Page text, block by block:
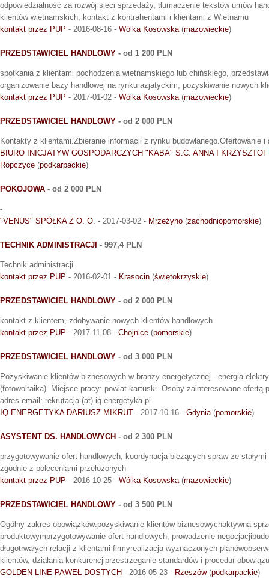
odpowiedzialność za rozwój sieci sprzedaży, tłumaczenie tekstów umów
klientów wietnamskich, kontakt z kontrahentami i klientami z Wietnamu
kontakt przez PUP - 2016-08-16 - Wólka Kosowska(mazowieckie)
PRZEDSTAWICIEL HANDLOWY - od 1 200 PLN
spotkania z klientami pochodzenia wietnamskiego lub chińskiego,
organizowanie bazy handlowej na rynku azjatyckim, pozyskiwanie nowych
kontakt przez PUP - 2017-01-02 - Wólka Kosowska(mazowieckie)
PRZEDSTAWICIEL HANDLOWY - od 2 000 PLN
Kontakty z klientami.Zbieranie informacji z rynku budowlanego.Ofertowanie i
BIURO INICJATYW GOSPODARCZYCH "KABA" S.C. ANNA I
Ropczyce (podkarpackie)
POKOJOWA - od 2 000 PLN
-
"VENUS" SPÓŁKA Z O. O. - 2017-03-02 - Mrzeżyno (zachodniopomorskie)
TECHNIK ADMINISTRACJI - 997,4 PLN
Technik administracji
kontakt przez PUP - 2016-02-01 - Krasocin (świętokrzyskie)
PRZEDSTAWICIEL HANDLOWY - od 2 000 PLN
kontakt z klientem, zdobywanie nowych klientów handlowych
kontakt przez PUP - 2017-11-08 - Chojnice (pomorskie)
PRZEDSTAWICIEL HANDLOWY - od 3 000 PLN
Pozyskiwanie klientów biznesowych w branży energetycznej - energia
(fotowoltaika). Miejsce pracy: powiat kartuski. Osoby zainteresowane ofertą
adres email: rekrutacja (at) iq-energetyka.pl
IQ ENERGETYKA DARIUSZ MIKRUT - 2017-10-16 - Gdynia(pomorskie)
ASYSTENT DS. HANDLOWYCH - od 2 300 PLN
przygotowywanie ofert handlowych, koordynacja bieżących spraw ze
zgodnie z poleceniami przełożonych
kontakt przez PUP - 2016-10-25 - Wólka Kosowska(mazowieckie)
PRZEDSTAWICIEL HANDLOWY - od 3 500 PLN
Ogólny zakres obowiązków:pozyskiwanie klientów biznesowychaktywna
produktowymprzygotowywanie ofert handlowych, prowadzenie
długotrwałych relacji z klientami firmyrealizacja wyznaczonych
klientów, działania konkurencjiprzestrzeganie standardów i procedur
GOLDEN LINE PAWEŁ DOSTYCH - 2016-05-23 - Rzeszów(podkarpackie)